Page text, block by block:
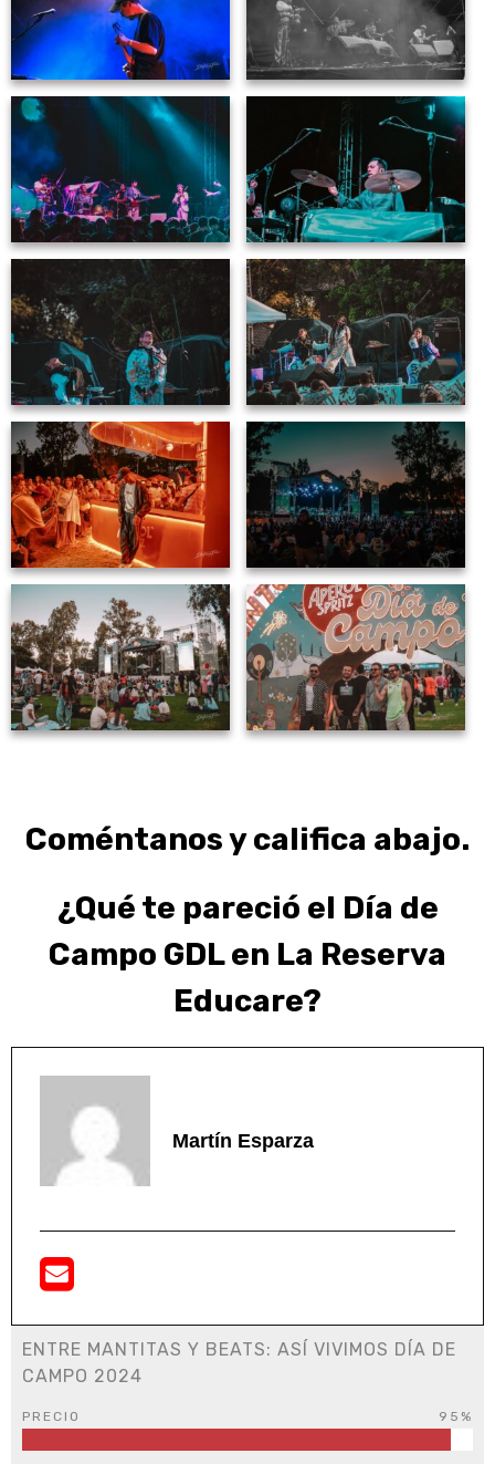
Coméntanos y califica abajo.
¿Qué te pareció el Día de
Campo GDL en La Reserva
Educare?
Martín Esparza
ENTRE MANTITAS Y BEATS: ASÍ VIVIMOS DÍA DE
CAMPO 2024
PRECIO 95%